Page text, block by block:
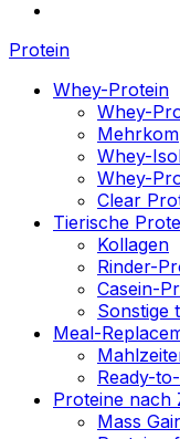
Protein
Whey-Protein
Whey-
Whey-
Whey-
Clear
Tierische
Kollagen
Rinder-
Casein-
Sonstige
Meal-
Ready-
Proteine nach
Mass